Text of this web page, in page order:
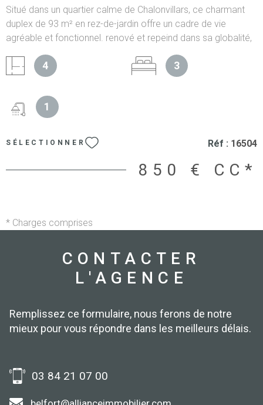
Situé dans un quartier calme de Chalonvillars, ce charmant
duplex de 93 m² en rez-de-jardin offre un cadre de vie
agréable et fonctionnel. renové et repeind dans sa globalité,
indépendante Vestibule Salle d’eau entièrement rénovée
avec douche et meuble vasque et colonne de rangement
WC séparé Salon-séjour lumineux À l’étage : 3 chambres,
dont une avec point d’eau (meuble vasque) et WC Extérieurs :
2 garages Équipements : Chaudière fioul a condensation
programmable economique Production d’eau chaude par
ballon électrique travaux d isolation exterieur prevu dans
quelques mois Les informations sur les risques auxquels ce
4 3
1
SÉLECTIONNER Réf : 16504
850 € CC*
* Charges comprises
CONTACTER
L'AGENCE
Remplissez ce formulaire, nous ferons de notre
mieux pour vous répondre dans les meilleurs délais.
03 84 21 07 00